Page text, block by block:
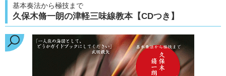
基本奏法から極技まで
久保木脩一朗の津軽三味線教本【CDつき】